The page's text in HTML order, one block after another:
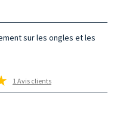
sur les ongles et les
1 Avis clients